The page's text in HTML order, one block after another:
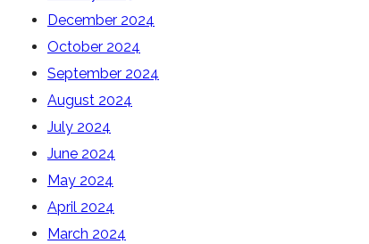
December 2024
October 2024
September 2024
August 2024
July 2024
June 2024
May 2024
April 2024
March 2024